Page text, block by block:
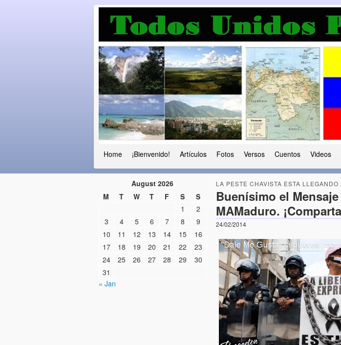
Luchando por la Democracia
Fuera el chavismo, la peor peste que le ha caido a esta tierra
Home ¡Bienvenido! Artículos Fotos Versos Cuentos Videos
LA PESTE CHAVISTA ESTA LLEGANDO
Buenísimo el
MAMaduro.
24/02/2014
August 2026
M
T W T F S
S
1
2
3
4 5 6 7 8
9
10
11 12 13 14 15
16
17
18 19 20 21 22
23
24
25 26 27 28 29
30
31
« Jan